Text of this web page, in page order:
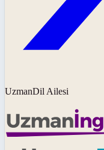
UzmanDil Ailesi